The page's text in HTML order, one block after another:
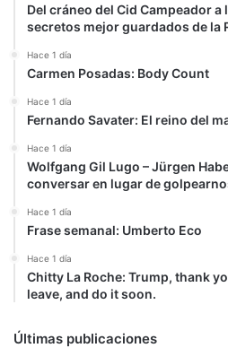
Del cráneo del Cid Campeador
secretos mejor guardados de la
Hace 1 día
Carmen Posadas: Body Count
Hace 1 día
Fernando Savater: El reino del
Hace 1 día
Wolfgang Gil Lugo – Jürgen
conversar en lugar de
Hace 1 día
Frase semanal: Umberto Eco
Hace 1 día
Chitty La Roche: Trump, thank
leave, and do it soon.
Últimas publicaciones